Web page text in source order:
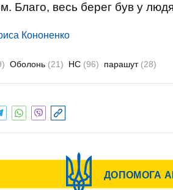
Благо, весь берег був у
Кононенко
Оболонь (21) НС (96) парашут (28)